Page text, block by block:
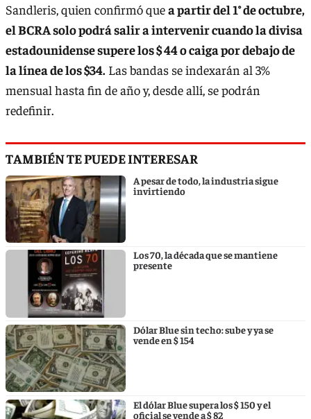
Sandleris, quien confirmó quea partir del 1° de octubre,
el BCRA solo podrá salir a intervenir cuando la divisa
estadounidense supere los $ 44 o caiga por debajo de
la línea de los $34. Las bandas se indexarán al 3%
mensual hasta fin de año y, desde allí, se podrán
redefinir.
TAMBIÉN TE PUEDE INTERESAR
A pesar de todo, la industria sigue
invirtiendo
Los 70, la década que se mantiene
presente
Dólar Blue sin techo: sube y ya se
vende en $ 154
El dólar Blue supera los $ 150 y el
oficial se vende a $ 82